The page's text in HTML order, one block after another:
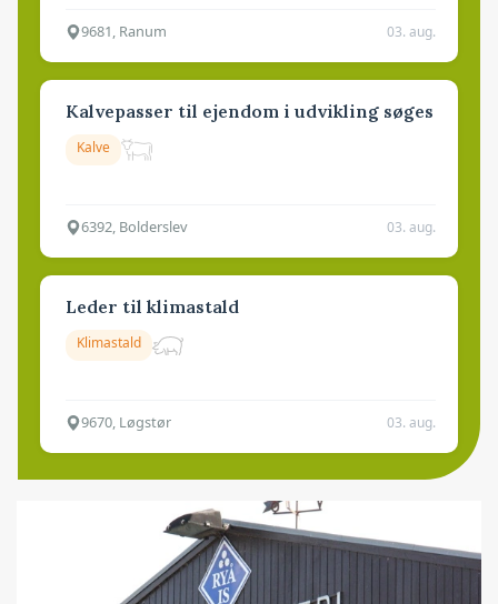
9681, Ranum 03. aug.
Kalvepasser til ejendom i udvikling søges
Kalve
6392, Bolderslev 03. aug.
Leder til klimastald
Klimastald
9670, Løgstør 03. aug.